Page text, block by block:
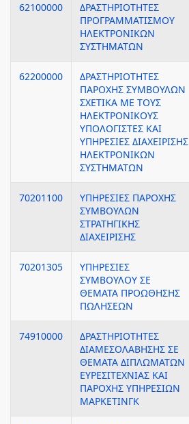
62100000
ΔΡΑΣΤΗΡΙΟΤΗΤΕΣ
ΠΡΟΓΡΑΜΜΑΤΙΣΜΟΥ
ΗΛΕΚΤΡΟΝΙΚΩΝ
ΣΥΣΤΗΜΑΤΩΝ
62200000
ΔΡΑΣΤΗΡΙΟΤΗΤΕΣ
ΠΑΡΟΧΗΣ ΣΥΜΒΟΥΛΩΝ
ΣΧΕΤΙΚΑ ΜΕ ΤΟΥΣ
ΗΛΕΚΤΡΟΝΙΚΟΥΣ
ΥΠΟΛΟΓΙΣΤΕΣ ΚΑΙ
ΥΠΗΡΕΣΙΕΣ ΔΙΑΧΕΙΡΙΣΗΣ
ΗΛΕΚΤΡΟΝΙΚΩΝ
ΣΥΣΤΗΜΑΤΩΝ
70201100
ΥΠΗΡΕΣΙΕΣ ΠΑΡΟΧΗΣ
ΣΥΜΒΟΥΛΩΝ
ΣΤΡΑΤΗΓΙΚΗΣ
ΔΙΑΧΕΙΡΙΣΗΣ
70201305
ΥΠΗΡΕΣΙΕΣ
ΣΥΜΒΟΥΛΟΥ ΣΕ
ΘΕΜΑΤΑ ΠΡΟΩΘΗΣΗΣ
ΠΩΛΗΣΕΩΝ
74910000
ΔΡΑΣΤΗΡΙΟΤΗΤΕΣ
ΔΙΑΜΕΣΟΛΑΒΗΣΗΣ ΣΕ
ΘΕΜΑΤΑ ΔΙΠΛΩΜΑΤΩΝ
ΕΥΡΕΣΙΤΕΧΝΙΑΣ ΚΑΙ
ΠΑΡΟΧΗΣ ΥΠΗΡΕΣΙΩΝ
ΜΑΡΚΕΤΙΝΓΚ